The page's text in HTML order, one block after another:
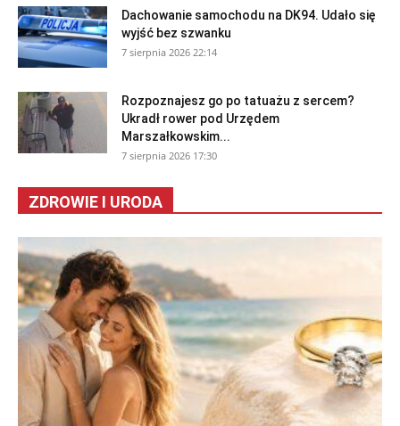
Dachowanie samochodu na DK94. Udało się
wyjść bez szwanku
7 sierpnia 2026 22:14
Rozpoznajesz go po tatuażu z sercem?
Ukradł rower pod Urzędem
Marszałkowskim...
7 sierpnia 2026 17:30
ZDROWIE I URODA